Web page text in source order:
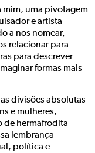
mim, uma pivotagem
e artista
a nos nomear,
relacionar para
para descrever
formas mais
divisões absolutas
e mulheres,
de hermafrodita
lembrança
política e